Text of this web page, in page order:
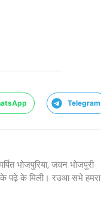
Telegram
भोजपुरिया, जवन भोजपुरी
पढ़े के मिली। रउआ सभे हमरा